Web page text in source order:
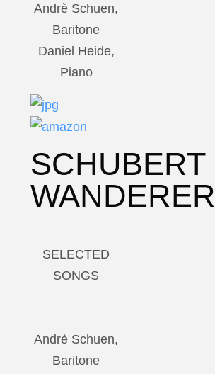
Andrè Schuen,
Baritone
Daniel Heide,
Piano
SCHUBERT
WANDERER
SELECTED
SONGS
Andrè Schuen,
Baritone